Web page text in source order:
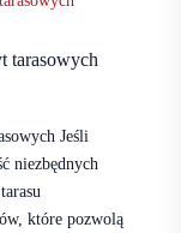
tarasowych
Jeśli
niezbędnych
które pozwolą